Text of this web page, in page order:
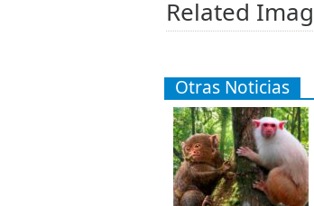
Related
Otras Noticias